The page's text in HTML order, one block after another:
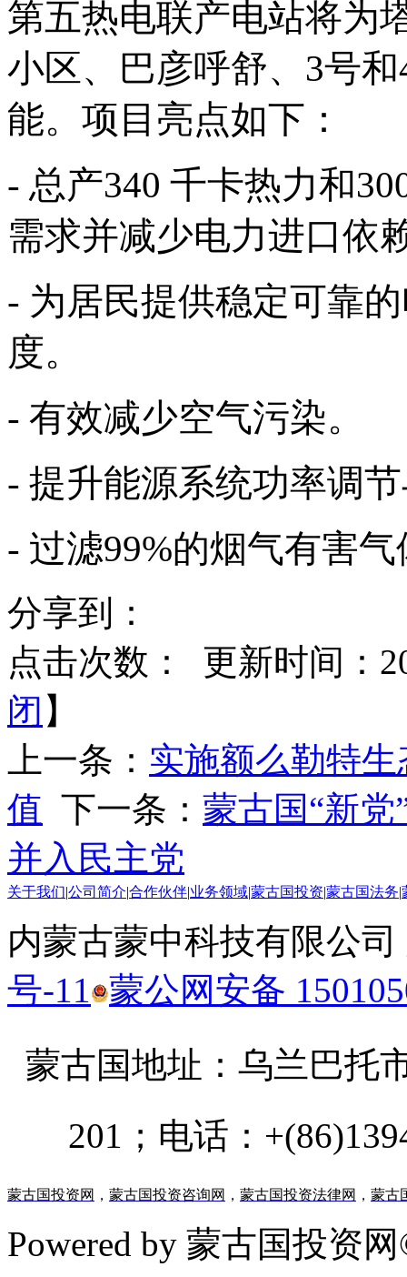
第五热电联产电站将为
小区、巴彦呼舒、3号
能。项目亮点如下：
- 总产340 千卡热力和
需求并减少电力进口依
- 为居民提供稳定可靠
度。
- 有效减少空气污染。
- 提升能源系统功率调
- 过滤99%的烟气有害
分享到：
点击次数：
更新时间：
闭 】
上一条： 实施额么勒特
值 下一条： 蒙古国“新党
并入民主党
关于我们 公司简介 合作伙伴 业务领域 蒙古国投资 蒙古国法务
内蒙古蒙中科技有限公
号-11 蒙公网安备
蒙古国地址： 乌兰巴托
201；电话：
蒙古国投资网 ， 蒙古国投资咨询网 ， 蒙古国投资法律网 ， 蒙古
Powered by 蒙古国投资